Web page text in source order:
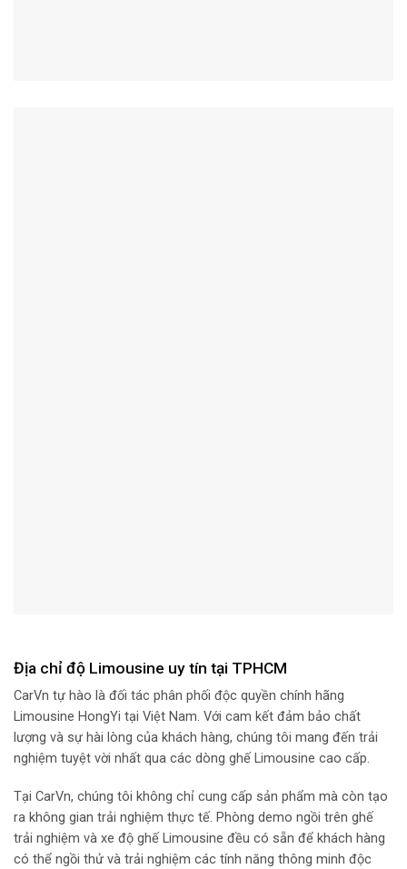
Địa chỉ độ Limousine uy tín tại TPHCM
CarVn tự hào là đối tác phân phối độc quyền chính hãng
Limousine HongYi tại Việt Nam. Với cam kết đảm bảo chất
lượng và sự hài lòng của khách hàng, chúng tôi mang đến trải
nghiệm tuyệt vời nhất qua các dòng ghế Limousine cao cấp.
Tại CarVn, chúng tôi không chỉ cung cấp sản phẩm mà còn tạo
ra không gian trải nghiệm thực tế. Phòng demo ngồi trên ghế
trải nghiệm và xe độ ghế Limousine đều có sẵn để khách hàng
có thể ngồi thử và trải nghiệm các tính năng thông minh độc